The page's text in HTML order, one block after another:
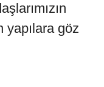
yapılara göz